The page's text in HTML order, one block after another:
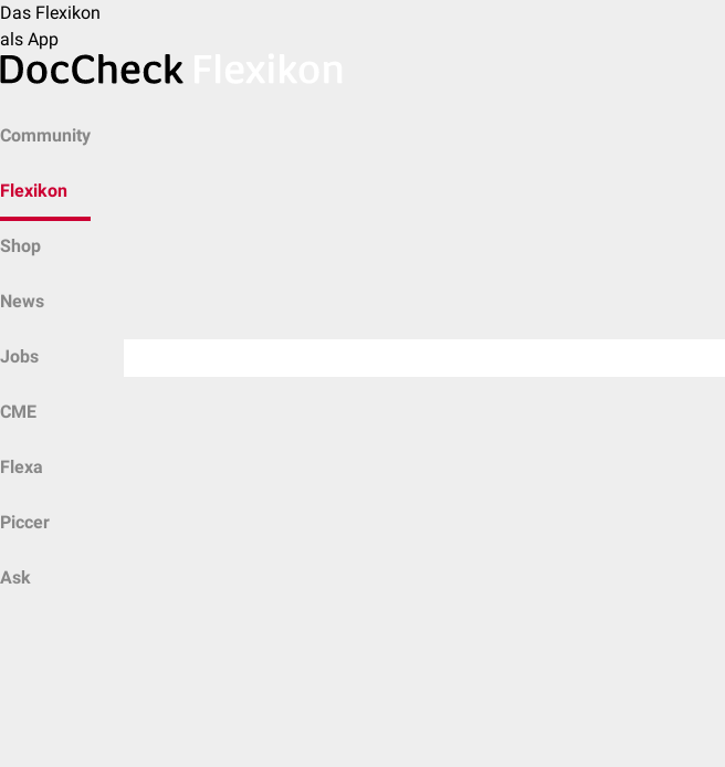
Das Flexikon
als App
Community
Flexikon
Shop
News
Jobs
CME
Flexa
Piccer
Ask